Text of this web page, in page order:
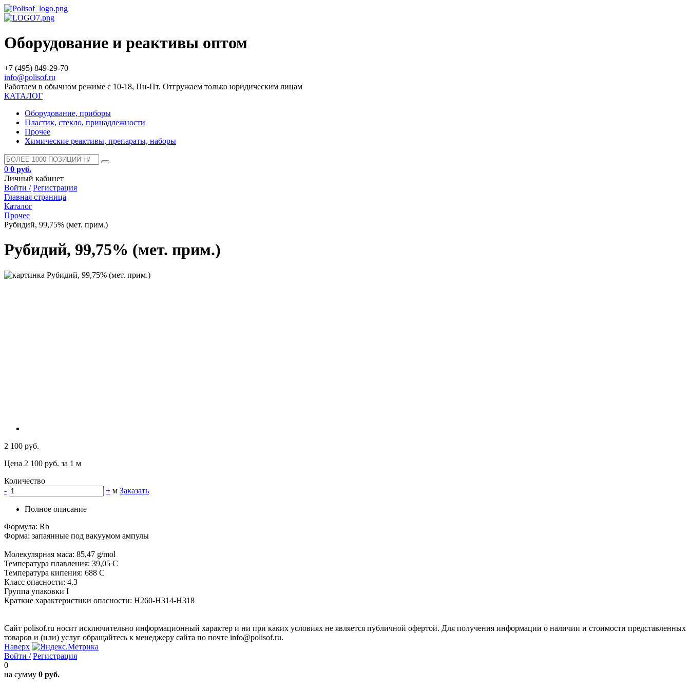
Оборудование и реактивы оптом
+7 (495) 849-29-70
info@polisof.ru
Работаем в обычном режиме с 10-18, Пн-Пт. Отгружаем только юридическим лицам
КАТАЛОГ
Оборудование, приборы
Пластик, стекло, принадлежности
Прочее
Химические реактивы, препараты, наборы
0 0 руб.
Личный кабинет
Войти / Регистрация
Главная страница
Каталог
Прочее
Рубидий, 99,75% (мет. прим.)
Рубидий, 99,75% (мет. прим.)
2 100 руб.
Цена 2 100 руб. за 1 м
Количество
-
+ м Заказать
Полное описание
Формула: Rb
Форма: запаянные под вакуумом ампулы
Молекулярная маса: 85,47 g/mol
Температура плавления: 39,05 C
Температура кипения: 688 С
Класс опасности: 4.3
Группа упаковки I
Краткие характеристики опасности: Н260-Н314-Н318
Сайт polisof.ru носит исключительно информационный характер и ни при каких условиях не является публичной офертой. Для получения информации о наличии и стоимости представленных
товаров и (или) услуг обращайтесь к менеджеру сайта по почте info@polisof.ru.
Наверх
Войти / Регистрация
0
на сумму 0 руб.